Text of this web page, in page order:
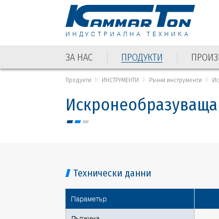
ИНДУСТРИАЛНА ТЕХНИКА
ЗА НАС ПРОДУКТИ
ЗА НАС ПРОДУКТИ
Продукти ИНСТРУМЕНТИ Ръчни инструменти
Искронеобразуваща
Технически данни
Параметър